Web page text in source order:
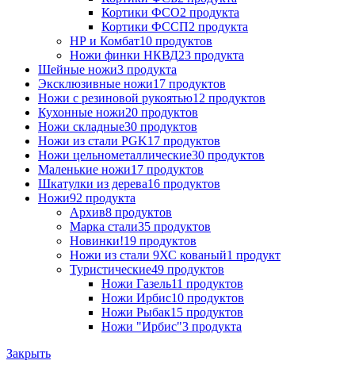
Кортики ФСО2 продукта
Кортики ФССП2 продукта
НР и Комбат10 продуктов
Ножи финки НКВД23 продукта
Шейные ножи3 продукта
Эксклюзивные ножи17 продуктов
Ножи с резиновой рукоятью12 продуктов
Кухонные ножи20 продуктов
Ножи складные30 продуктов
Ножи из стали PGK17 продуктов
Ножи цельнометаллические30 продуктов
Маленькие ножи17 продуктов
Шкатулки из дерева16 продуктов
Ножи92 продукта
Архив8 продуктов
Марка стали35 продуктов
Новинки!19 продуктов
Ножи из стали 9ХС кованый1 продукт
Туристические49 продуктов
Ножи Газель11 продуктов
Ножи Ирбис10 продуктов
Ножи Рыбак15 продуктов
Ножи "Ирбис"3 продукта
Закрыть